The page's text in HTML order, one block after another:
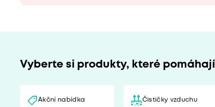
Vyberte si produkty, které pomáhají
Akční nabídka Čističky vzduchu